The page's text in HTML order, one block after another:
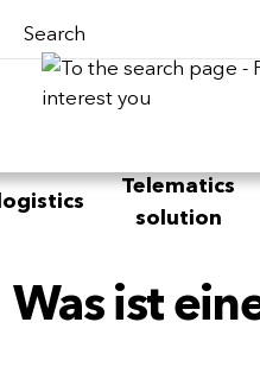
Search
Telematics
solution
Was ist